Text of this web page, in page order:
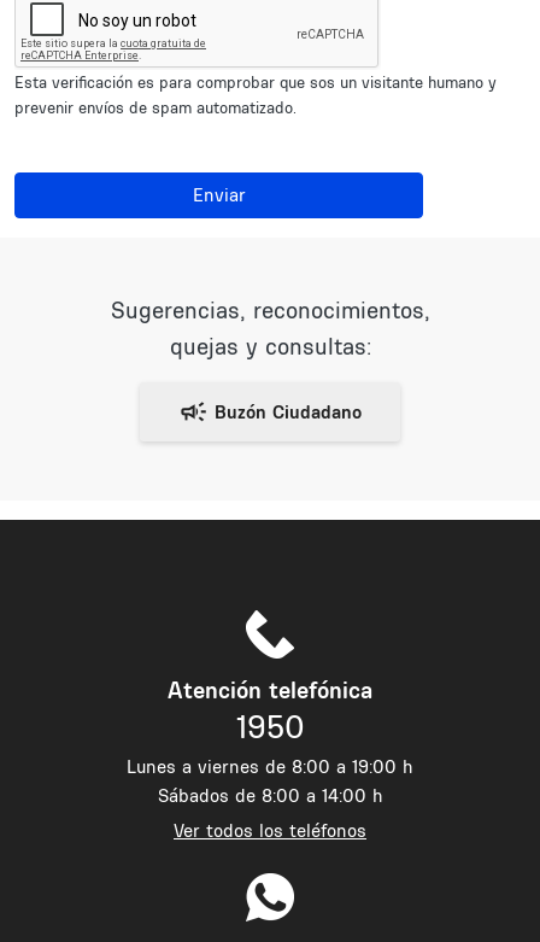
Esta verificación es para comprobar que sos un visitante humano y
prevenir envíos de spam automatizado.
Enviar
Sugerencias, reconocimientos,
quejas y consultas:
Atención telefónica
1950
Lunes a viernes de 8:00 a 19:00 h
Sábados de 8:00 a 14:00 h
Ver todos los teléfonos